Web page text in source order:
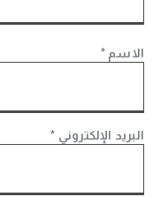
الاسم*
البريد الإلكتروني *